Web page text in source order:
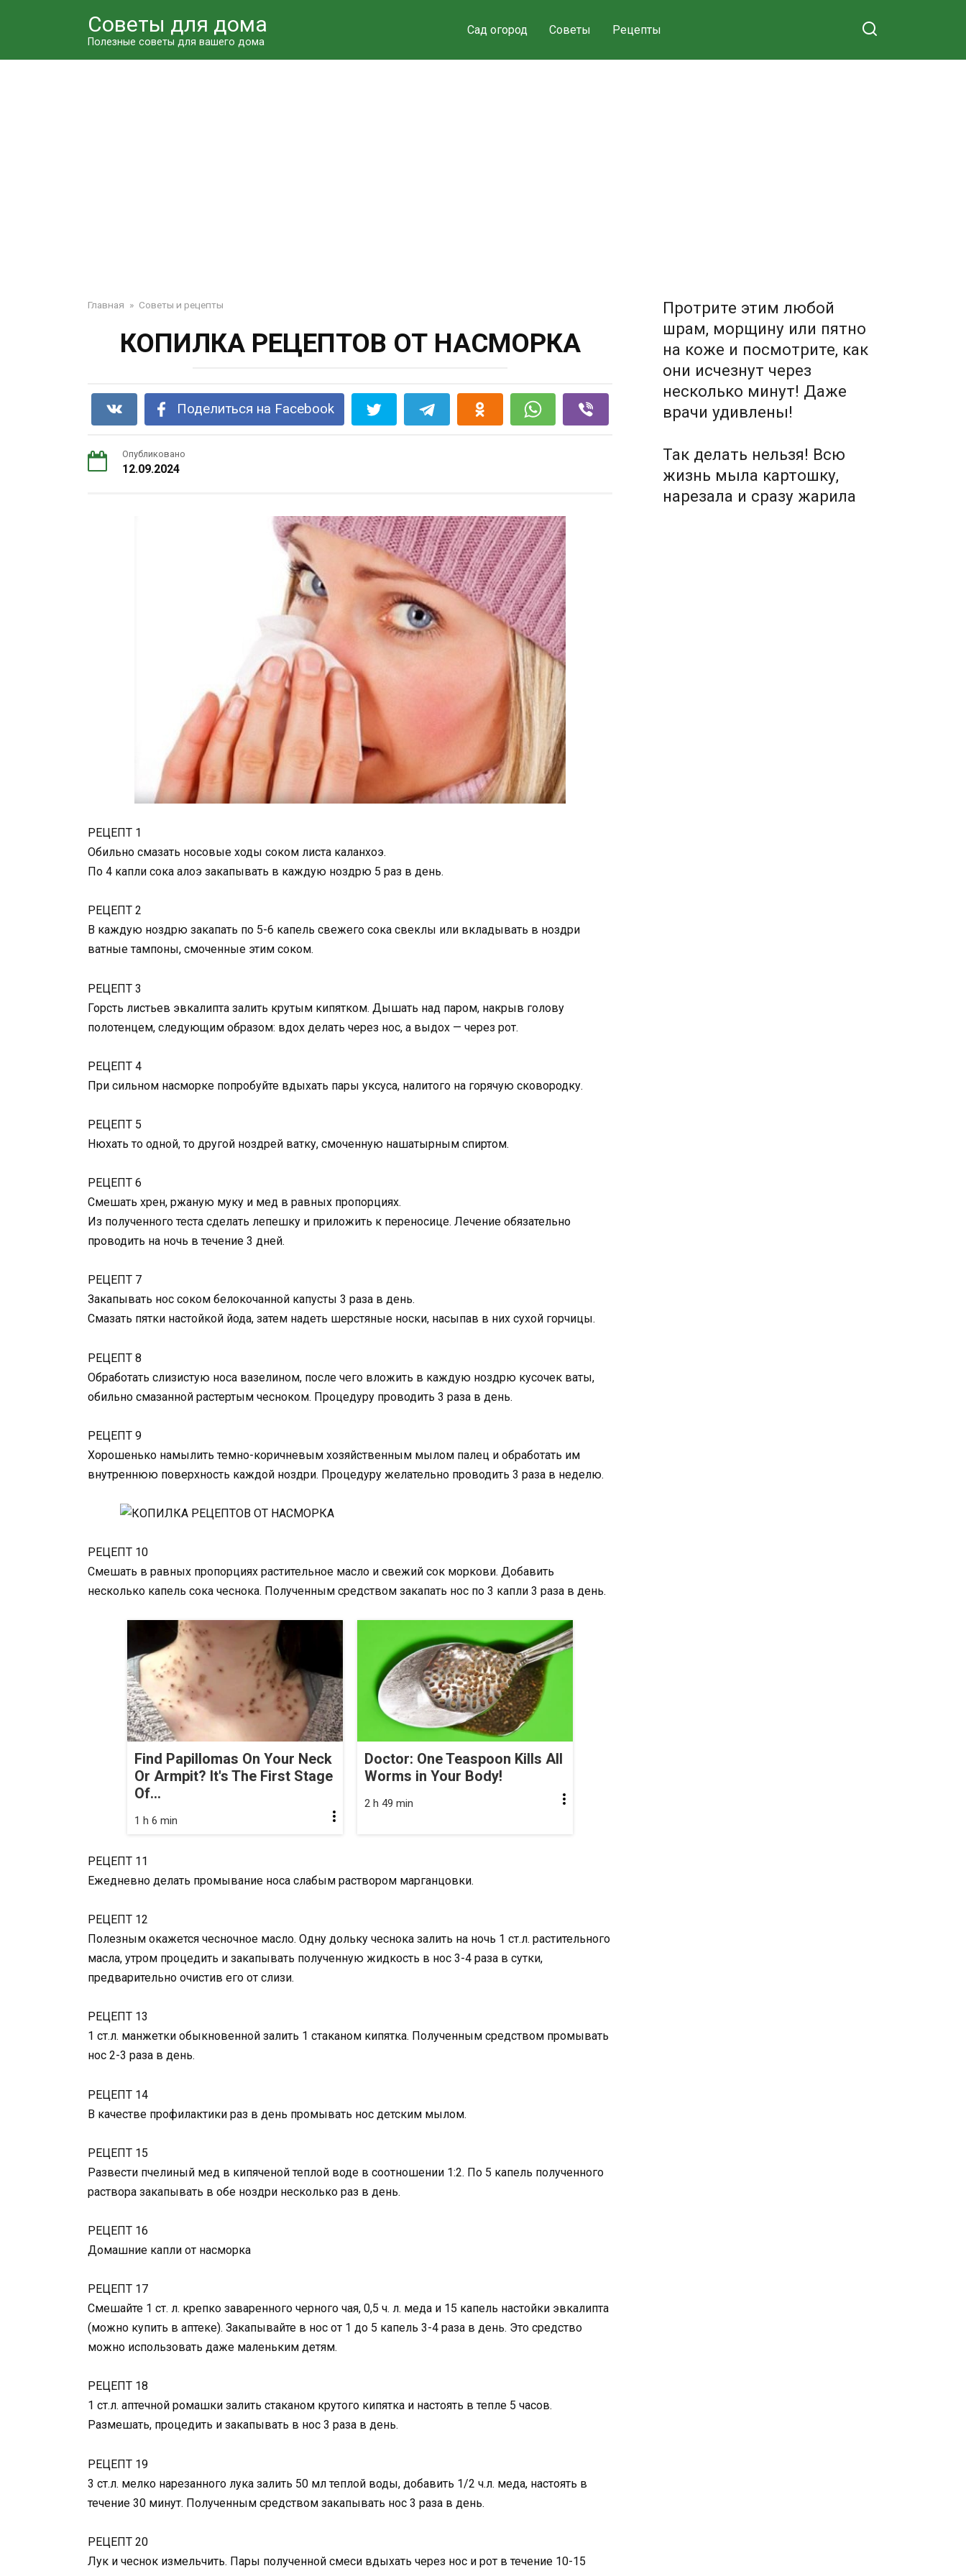
Советы для дома
Полезные советы для вашего дома
Сад огород Советы Рецепты
Главная » Советы и рецепты
КОПИЛКА РЕЦЕПТОВ ОТ НАСМОРКА
Поделиться на Facebook
Опубликовано
12.09.2024
РЕЦЕПТ 1
Обильно смазать носовые ходы соком листа каланхоэ.
По 4 капли сока алоэ закапывать в каждую ноздрю 5 раз в день.
РЕЦЕПТ 2
В каждую ноздрю закапать по 5-6 капель свежего сока свеклы или вкладывать в ноздри
ватные тампоны, смоченные этим соком.
РЕЦЕПТ 3
Горсть листьев эвкалипта залить крутым кипятком. Дышать над паром, накрыв голову
полотенцем, следующим образом: вдох делать через нос, а выдох — через рот.
РЕЦЕПТ 4
При сильном насморке попробуйте вдыхать пары уксуса, налитого на горячую сковородку.
РЕЦЕПТ 5
Нюхать то одной, то другой ноздрей ватку, смоченную нашатырным спиртом.
РЕЦЕПТ 6
Смешать хрен, ржаную муку и мед в равных пропорциях.
Из полученного теста сделать лепешку и приложить к переносице. Лечение обязательно
проводить на ночь в течение 3 дней.
РЕЦЕПТ 7
Закапывать нос соком белокочанной капусты 3 раза в день.
Смазать пятки настойкой йода, затем надеть шерстяные носки, насыпав в них сухой горчицы.
РЕЦЕПТ 8
Обработать слизистую носа вазелином, после чего вложить в каждую ноздрю кусочек ваты,
обильно смазанной растертым чесноком. Процедуру проводить 3 раза в день.
РЕЦЕПТ 9
Хорошенько намылить темно-коричневым хозяйственным мылом палец и обработать им
внутреннюю поверхность каждой ноздри. Процедуру желательно проводить 3 раза в неделю.
РЕЦЕПТ 10
Смешать в равных пропорциях растительное масло и свежий сок моркови. Добавить
несколько капель сока чеснока. Полученным средством закапать нос по 3 капли 3 раза в день.
Find Papillomas On Your Neck
Or Armpit? It's The First Stage
Of...
1 h 6 min
Doctor: One Teaspoon Kills All
Worms in Your Body!
2 h 49 min
РЕЦЕПТ 11
Ежедневно делать промывание носа слабым раствором марганцовки.
РЕЦЕПТ 12
Полезным окажется чесночное масло. Одну дольку чеснока залить на ночь 1 ст.л. растительного
масла, утром процедить и закапывать полученную жидкость в нос 3-4 раза в сутки,
предварительно очистив его от слизи.
РЕЦЕПТ 13
1 ст.л. манжетки обыкновенной залить 1 стаканом кипятка. Полученным средством промывать
нос 2-3 раза в день.
РЕЦЕПТ 14
В качестве профилактики раз в день промывать нос детским мылом.
РЕЦЕПТ 15
Развести пчелиный мед в кипяченой теплой воде в соотношении 1:2. По 5 капель полученного
раствора закапывать в обе ноздри несколько раз в день.
РЕЦЕПТ 16
Домашние капли от насморка
РЕЦЕПТ 17
Смешайте 1 ст. л. крепко заваренного черного чая, 0,5 ч. л. меда и 15 капель настойки эвкалипта
(можно купить в аптеке). Закапывайте в нос от 1 до 5 капель 3-4 раза в день. Это средство
можно использовать даже маленьким детям.
РЕЦЕПТ 18
1 ст.л. аптечной ромашки залить стаканом крутого кипятка и настоять в тепле 5 часов.
Размешать, процедить и закапывать в нос 3 раза в день.
РЕЦЕПТ 19
3 ст.л. мелко нарезанного лука залить 50 мл теплой воды, добавить 1/2 ч.л. меда, настоять в
течение 30 минут. Полученным средством закапывать нос 3 раза в день.
РЕЦЕПТ 20
Лук и чеснок измельчить. Пары полученной смеси вдыхать через нос и рот в течение 10-15
Протрите этим любой
шрам, морщину или пятно
на коже и посмотрите, как
они исчезнут через
несколько минут! Даже
врачи удивлены!
Так делать нельзя! Всю
жизнь мыла картошку,
нарезала и сразу жарила